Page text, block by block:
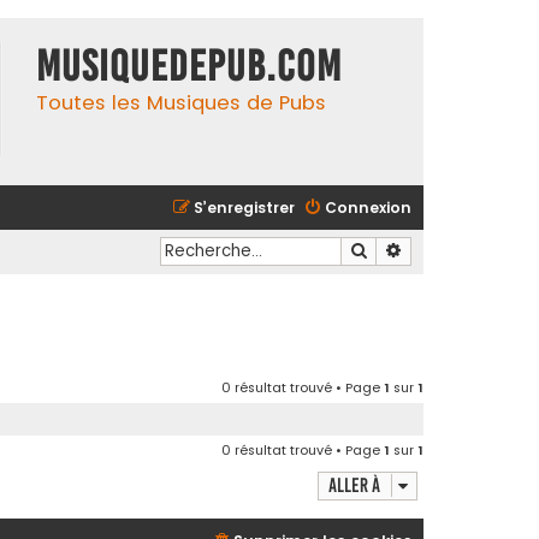
MusiqueDePub.com
Toutes les Musiques de Pubs
Connexion
S’enregistrer
Rechercher
0 résultat trouvé • Page1 sur1
0 résultat trouvé • Page1 sur1
Aller à